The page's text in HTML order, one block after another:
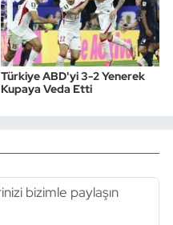
Türkiye ABD'yi 3-2 Yenerek
Kupaya Veda Etti